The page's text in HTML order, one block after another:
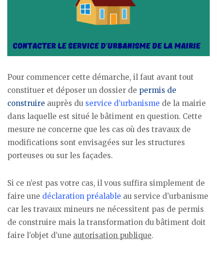
Pour commencer cette démarche, il faut avant tout
constituer et déposer un dossier de permis de
construire auprès du service d’urbanisme de la mairie
dans laquelle est situé le bâtiment en question. Cette
mesure ne concerne que les cas où des travaux de
modifications sont envisagées sur les structures
porteuses ou sur les façades.
Si ce n’est pas votre cas, il vous suffira simplement de
faire une déclaration préalable au service d’urbanisme
car les travaux mineurs ne nécessitent pas de permis
de construire mais la transformation du bâtiment doit
faire l’objet d’une autorisation publique.